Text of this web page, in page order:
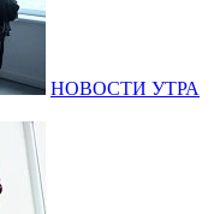
НОВОСТИ УТРА